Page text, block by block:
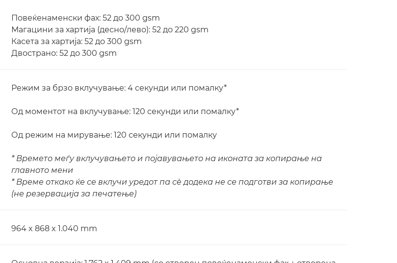
Повеќенаменски фах: 52 до 300 gsm
Магацини за хартија (десно/лево): 52 до 220 gsm
Касета за хартија: 52 до 300 gsm
Двострано: 52 до 300 gsm
Режим за брзо вклучување: 4 секунди или помалку*
Од моментот на вклучување: 120 секунди или помалку*
Од режим на мирување: 120 секунди или помалку
* Времето меѓу вклучувањето и појавувањето на иконата за копирање на
главното мени
* Време откако ќе се вклучи уредот па сè додека не се подготви за копирање
(не резервација за печатење)
964 x 868 x 1.040 mm